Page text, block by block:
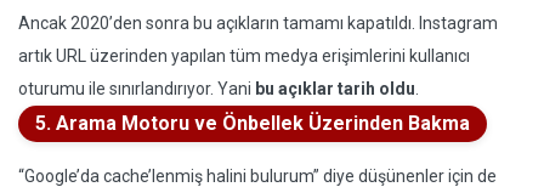
Ancak 2020’den sonra bu açıkların tamamı kapatıldı. Instagram
artık URL üzerinden yapılan tüm medya erişimlerini kullanıcı
oturumu ile sınırlandırıyor. Yani bu açıklar tarih oldu
5. Arama Motoru ve Önbellek Üzerinden Bakma
“Google’da cache’lenmiş halini bulurum” diye düşünenler için de